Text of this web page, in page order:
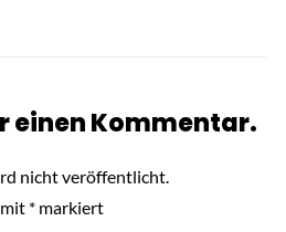
einen Kommentar.
nicht veröffentlicht.
*markiert